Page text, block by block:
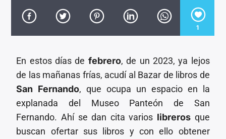
Invencible Radio
1
En estos días de febrero, de un 2023, ya lejos
de las mañanas frías, acudí al Bazar de libros de
San Fernando, que ocupa un espacio en la
explanada del Museo Panteón de San
Fernando. Ahí se dan cita varios libreros que
buscan ofertar sus libros y con ello obtener